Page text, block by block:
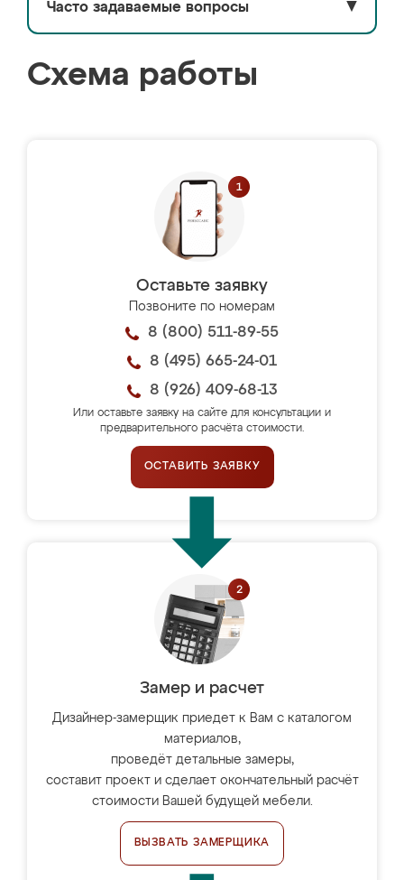
Часто задаваемые вопросы ▼
Схема работы
Оставьте заявку
Позвоните по номерам
8 (800) 511-89-55
8 (495) 665-24-01
8 (926) 409-68-13
Или оставьте заявку на сайте для консультации и
предварительного расчёта стоимости.
ОСТАВИТЬ ЗАЯВКУ
Замер и расчет
Дизайнер-замерщик приедет к Вам с каталогом
материалов,
проведёт детальные замеры,
составит проект и сделает окончательный расчёт
стоимости Вашей будущей мебели.
ВЫЗВАТЬ ЗАМЕРЩИКА